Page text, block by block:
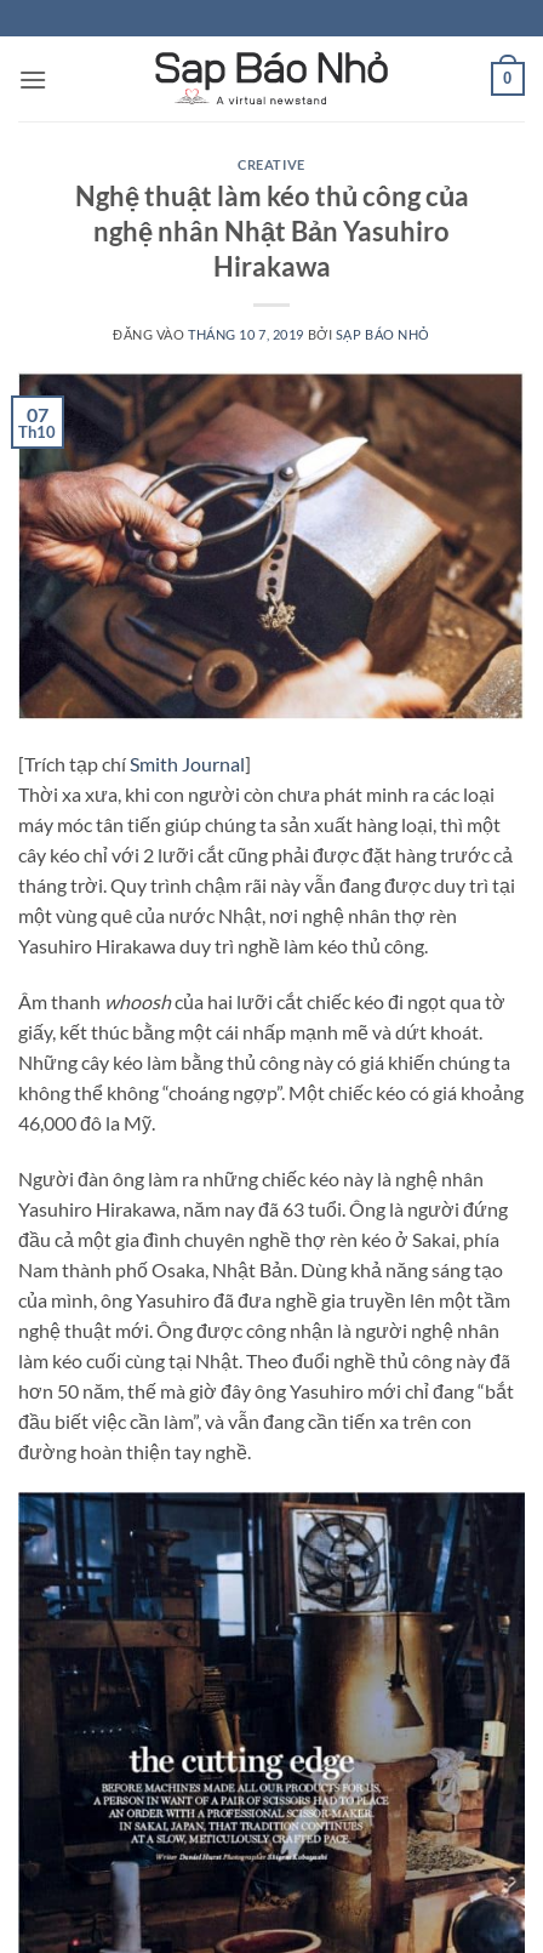
qua
nội
0
CREATIVE
Nghệ thuật làm kéo thủ công của
nghệ nhân Nhật Bản Yasuhiro
Hirakawa
ĐĂNG VÀOTHÁNG 10 7, 2019 BỞI SẠP BÁO NHỎ
07
Th10
[Trích tạp chíSmith Journal]
Thời xa xưa, khi con người còn chưa phát minh ra các loại
máy móc tân tiến giúp chúng ta sản xuất hàng loại, thì một
cây kéo chỉ với 2 lưỡi cắt cũng phải được đặt hàng trước cả
tháng trời. Quy trình chậm rãi này vẫn đang được duy trì tại
một vùng quê của nước Nhật, nơi nghệ nhân thợ rèn
Yasuhiro Hirakawa duy trì nghề làm kéo thủ công.
Âm thanh whooshcủa hai lưỡi cắt chiếc kéo đi ngọt qua tờ
giấy, kết thúc bằng một cái nhấp mạnh mẽ và dứt khoát.
Những cây kéo làm bằng thủ công này có giá khiến chúng ta
không thể không “choáng ngợp”. Một chiếc kéo có giá khoảng
46,000 đô la Mỹ.
Người đàn ông làm ra những chiếc kéo này là nghệ nhân
Yasuhiro Hirakawa, năm nay đã 63 tuổi. Ông là người đứng
đầu cả một gia đình chuyên nghề thợ rèn kéo ở Sakai, phía
Nam thành phố Osaka, Nhật Bản. Dùng khả năng sáng tạo
của mình, ông Yasuhiro đã đưa nghề gia truyền lên một tầm
nghệ thuật mới. Ông được công nhận là người nghệ nhân
làm kéo cuối cùng tại Nhật. Theo đuổi nghề thủ công này đã
hơn 50 năm, thế mà giờ đây ông Yasuhiro mới chỉ đang “bắt
đầu biết việc cần làm”, và vẫn đang cần tiến xa trên con
đường hoàn thiện tay nghề.